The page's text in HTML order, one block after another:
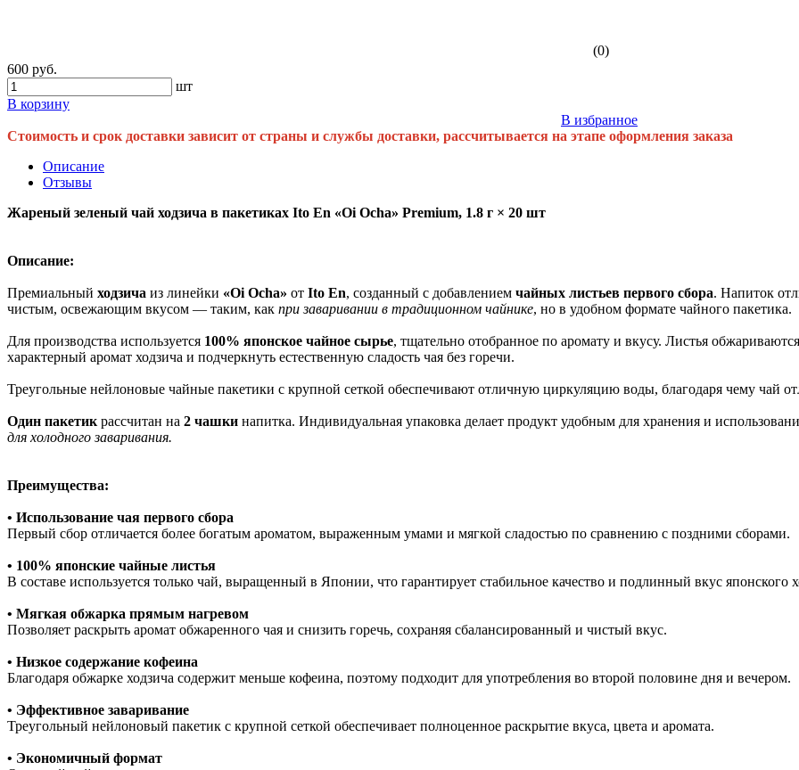
(0)
600 руб.
шт
В корзину
В избранное
Стоимость и срок доставки зависит от страны и службы доставки, рассчитывается на этапе оформления заказа
Описание
Отзывы
Жареный зеленый чай ходзича в пакетиках Ito En «Oi Ocha» Premium, 1.8 г × 20 шт
Описание:
Премиальный ходзича из линейки «Oi Ocha» от Ito En, созданный с добавлением чайных листьев первого сбора. Напиток
чистым, освежающим вкусом — таким, как при заваривании в традиционном чайнике, но в удобном формате чайного пакетика.
Для производства используется 100% японское чайное сырье, тщательно отобранное по аромату и вкусу. Листья
характерный аромат ходзича и подчеркнуть естественную сладость чая без горечи.
Треугольные нейлоновые чайные пакетики с крупной сеткой обеспечивают отличную циркуляцию воды, благодаря чему чай
Один пакетик рассчитан на 2 чашки напитка. Индивидуальная упаковка делает продукт удобным для хранения и
для холодного заваривания.
Преимущества:
• Использование чая первого сбора
Первый сбор отличается более богатым ароматом, выраженным умами и мягкой сладостью по сравнению с поздними сборами.
• 100% японские чайные листья
В составе используется только чай, выращенный в Японии, что гарантирует стабильное качество и подлинный вкус японского
• Мягкая обжарка прямым нагревом
Позволяет раскрыть аромат обжаренного чая и снизить горечь, сохраняя сбалансированный и чистый вкус.
• Низкое содержание кофеина
Благодаря обжарке ходзича содержит меньше кофеина, поэтому подходит для употребления во второй половине дня и вечером.
• Эффективное заваривание
Треугольный нейлоновый пакетик с крупной сеткой обеспечивает полноценное раскрытие вкуса, цвета и аромата.
• Экономичный формат